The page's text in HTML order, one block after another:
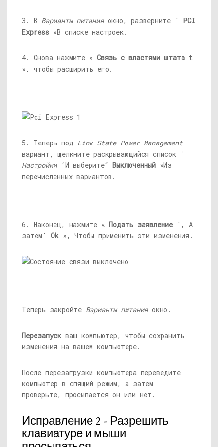
3. В Варианты питанияокно, разверните ' PCI
Express »В списке настроек.
4. Снова нажмите « Связь с властями штата t
», чтобы расширить его.
5. Теперь под Link State Power Management
вариант, щелкните раскрывающийся список '
Настройки‘И выберите“ Выключенный »Из
перечисленных вариантов.
6. Наконец, нажмите « Подать заявление ', А
затем' Ok », Чтобы применить эти изменения.
Теперь закройте Варианты питанияокно.
Перезапускваш компьютер, чтобы сохранить
изменения на вашем компьютере.
После перезагрузки компьютера переведите
компьютер в спящий режим, а затем
проверьте, просыпается он или нет.
Исправление 2 - Разрешить
клавиатуре и мыши